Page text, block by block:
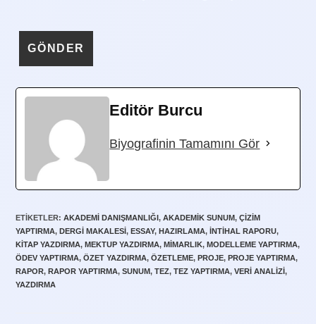
Editör Burcu
Biyografinin Tamamını Gör
ETIKETLER:AKADEMI DANIŞMANLIĞI, AKADEMIK SUNUM, ÇIZIM
YAPTIRMA, DERGI MAKALESI, ESSAY, HAZIRLAMA, INTIHAL RAPORU,
KITAP YAZDIRMA, MEKTUP YAZDIRMA, MIMARLIK, MODELLEME YAPTIRMA,
ÖDEV YAPTIRMA, ÖZET YAZDIRMA, ÖZETLEME, PROJE, PROJE YAPTIRMA,
RAPOR, RAPOR YAPTIRMA, SUNUM, TEZ, TEZ YAPTIRMA, VERI ANALIZI,
YAZDIRMA